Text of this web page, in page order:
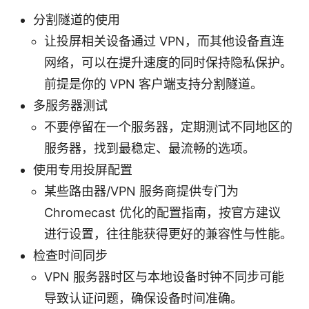
分割隧道的使用
让投屏相关设备通过 VPN，而其他设备直连
网络，可以在提升速度的同时保持隐私保护。
前提是你的 VPN 客户端支持分割隧道。
多服务器测试
不要停留在一个服务器，定期测试不同地区的
服务器，找到最稳定、最流畅的选项。
使用专用投屏配置
某些路由器/VPN 服务商提供专门为
Chromecast 优化的配置指南，按官方建议
进行设置，往往能获得更好的兼容性与性能。
检查时间同步
VPN 服务器时区与本地设备时钟不同步可能
导致认证问题，确保设备时间准确。